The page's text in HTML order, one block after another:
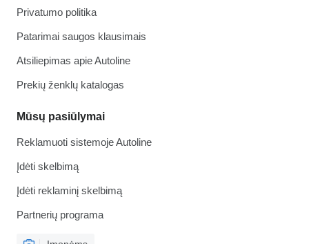
Privatumo politika
Patarimai saugos klausimais
Atsiliepimas apie Autoline
Prekių ženklų katalogas
Mūsų pasiūlymai
Reklamuoti sistemoje Autoline
Įdėti skelbimą
Įdėti reklaminį skelbimą
Partnerių programa